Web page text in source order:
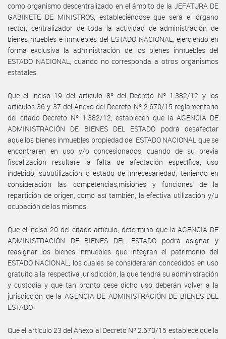
como organismo descentralizado en el ámbito de la JEFATURA DE
GABINETE DE MINISTROS, estableciéndose que será el órgano
rector, centralizador de toda la actividad de administración de
bienes muebles e inmuebles del ESTADO NACIONAL, ejerciendo en
forma exclusiva la administración de los bienes inmuebles del
ESTADO NACIONAL, cuando no corresponda a otros organismos
estatales.
Que el inciso 19 del artículo 8º del Decreto Nº 1.382/12 y los
artículos 36 y 37 del Anexo del Decreto Nº 2.670/15 reglamentario
del citado Decreto Nº 1.382/12, establecen que la AGENCIA DE
ADMINISTRACIÓN DE BIENES DEL ESTADO podrá desafectar
aquellos bienes inmuebles propiedad del ESTADO NACIONAL que se
encontraren en uso y/o concesionados, cuando de su previa
fiscalización resultare la falta de afectación específica, uso
indebido, subutilización o estado de innecesariedad, teniendo en
consideración las competencias,misiones y funciones de la
repartición de origen, como así también, la efectiva utilización y/u
ocupación de los mismos.
Que el inciso 20 del citado artículo, determina que la AGENCIA DE
ADMINISTRACIÓN DE BIENES DEL ESTADO podrá asignar y
reasignar los bienes inmuebles que integran el patrimonio del
ESTADO NACIONAL, los cuales se considerarán concedidos en uso
gratuito a la respectiva jurisdicción, la que tendrá su administración
y custodia y que tan pronto cese dicho uso deberán volver a la
jurisdicción de la AGENCIA DE ADMINISTRACIÓN DE BIENES DEL
ESTADO.
Que el artículo 23 del Anexo al Decreto Nº 2.670/15 establece que la